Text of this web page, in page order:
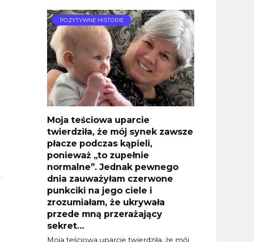
POZYTYWNE HISTORIE
Moja teściowa uparcie
twierdziła, że mój synek zawsze
płacze podczas kąpieli,
ponieważ „to zupełnie
normalne”. Jednak pewnego
dnia zauważyłam czerwone
punkciki na jego ciele i
zrozumiałam, że ukrywała
przede mną przerażający
sekret…
Moja teściowa uparcie twierdziła, że mój